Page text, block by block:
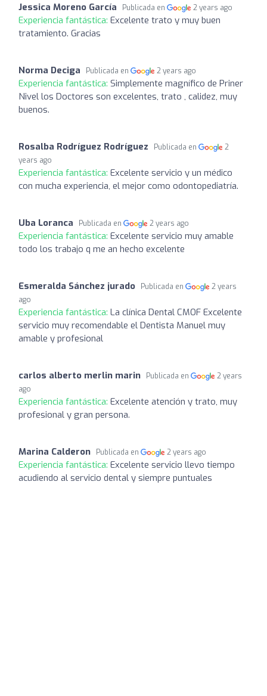
Jessica Moreno García Publicada en 2 years ago
Experiencia fantástica: Excelente trato y muy buen
tratamiento. Gracias
Norma Deciga Publicada en 2 years ago
Experiencia fantástica: Simplemente magnífico de Priner
Nivel los Doctores son excelentes, trato , calidez, muy
buenos.
Rosalba Rodríguez Rodríguez Publicada en
2
years ago
Experiencia fantástica: Excelente servicio y un médico
con mucha experiencia, el mejor como odontopediatría.
Uba Loranca Publicada en 2 years ago
Experiencia fantástica: Excelente servicio muy amable
todo los trabajo q me an hecho excelente
Esmeralda Sánchez jurado Publicada en
2 years
ago
Experiencia fantástica: La clínica Dental CMOF Excelente
servicio muy recomendable el Dentista Manuel muy
amable y profesional
carlos alberto merlin marin Publicada en
2 years
ago
Experiencia fantástica: Excelente atención y trato, muy
profesional y gran persona.
Marina Calderon Publicada en 2 years ago
Experiencia fantástica: Excelente servicio llevo tiempo
acudiendo al servicio dental y siempre puntuales